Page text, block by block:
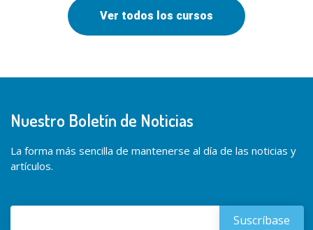
Ver todos los cursos
Nuestro Boletín de Noticias
La forma más sencilla de mantenerse al día de las noticias y
artículos.